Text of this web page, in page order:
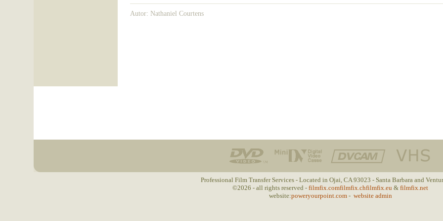
Autor: Nathaniel Courtens
Professional Film Transfer Services - Located in Ojai, CA 93023 - Santa Barbara and
©2026 - all rights reserved - filmfix.comfilmfix.chfilmfix.eu & filmfix.net
website:poweryourpoint.com- website admin